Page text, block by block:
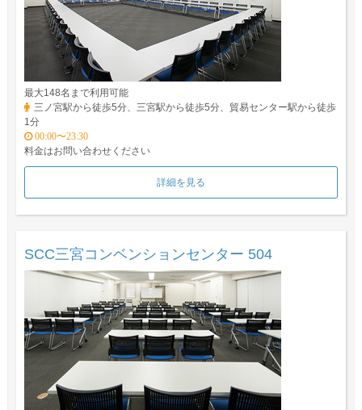
最大148名まで利用可能
三ノ宮駅から徒歩5分、三宮駅から徒歩5分、貿易センター駅から徒歩
1分
00:00〜23:30
料金はお問い合わせください
詳細を見る
SCC三宮コンベンションセンター 504